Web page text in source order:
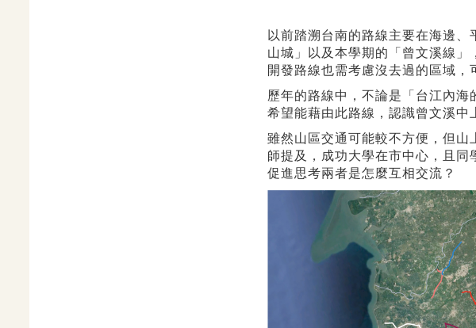
以前踏溯台南的路線主要在海邊
山城」以及本學期的「曾文溪線
開發路線也需考慮沒去過的區域，
歷年的路線中，不論是「台江內
希望能藉由此路線，認識曾文溪中
雖然山區交通可能較不方便，但
師提及，成功大學在市中心，且
促進思考兩者是怎麼互相交流？